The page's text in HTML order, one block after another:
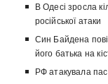
В Одесі зросла
російської атаки
Син Байдена
його батька на
РФ атакувала